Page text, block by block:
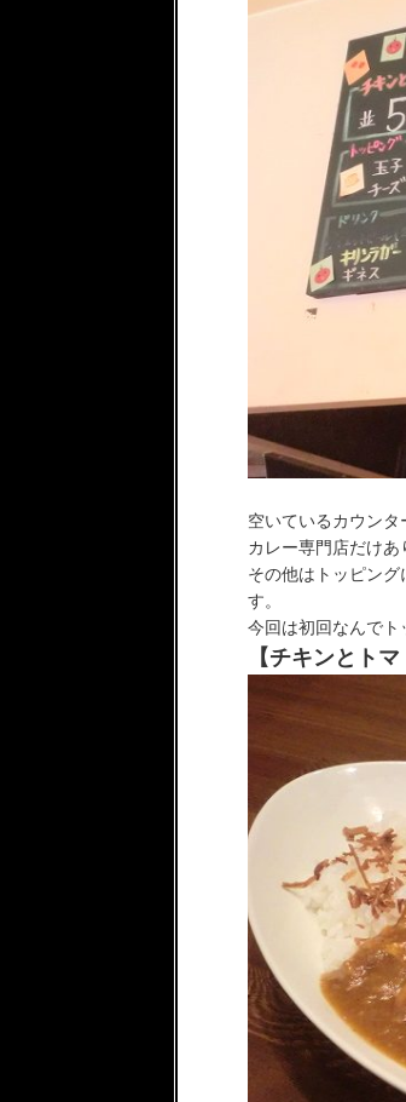
空いているカウンタ
カレー専門店だけあ
その他はトッピン
す。
今回は初回なんでト
【チキンとト